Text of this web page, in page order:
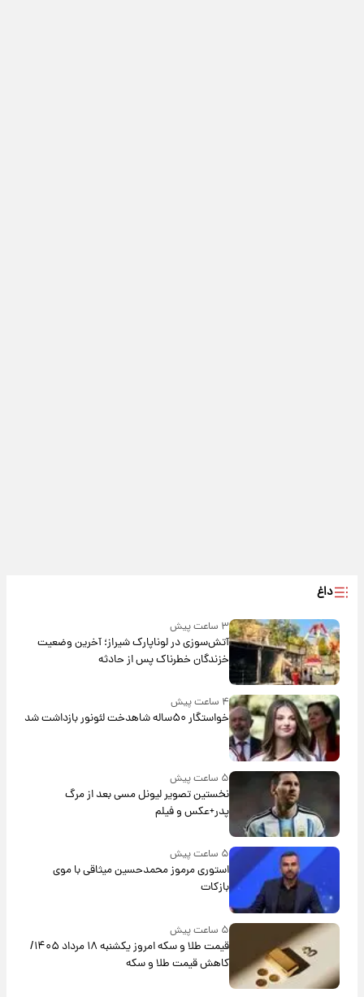
داغ
۳ ساعت پیش
آتش‌سوزی در لوناپارک شیراز؛ آخرین وضعیت
خزندگان خطرناک پس از حادثه
۴ ساعت پیش
خواستگار ۵۰ساله شاهدخت لئونور بازداشت شد
۵ ساعت پیش
نخستین تصویر لیونل مسی بعد از مرگ
پدر+عکس و فیلم
۵ ساعت پیش
استوری مرموز محمدحسین میثاقی با موی
بازکات
۵ ساعت پیش
قیمت طلا و سکه امروز یکشنبه ۱۸ مرداد ۱۴۰۵/
کاهش قیمت طلا و سکه